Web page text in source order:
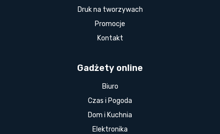
Druk na tworzywach
Promocje
Kontakt
Gadżety online
Biuro
Czas i Pogoda
Dom i Kuchnia
Elektronika